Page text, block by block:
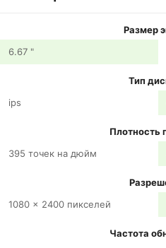
Размер
6.67 "
Тип
ips
Плотность
395 точек на дюйм
1080 x 2400 пикселей
Частота